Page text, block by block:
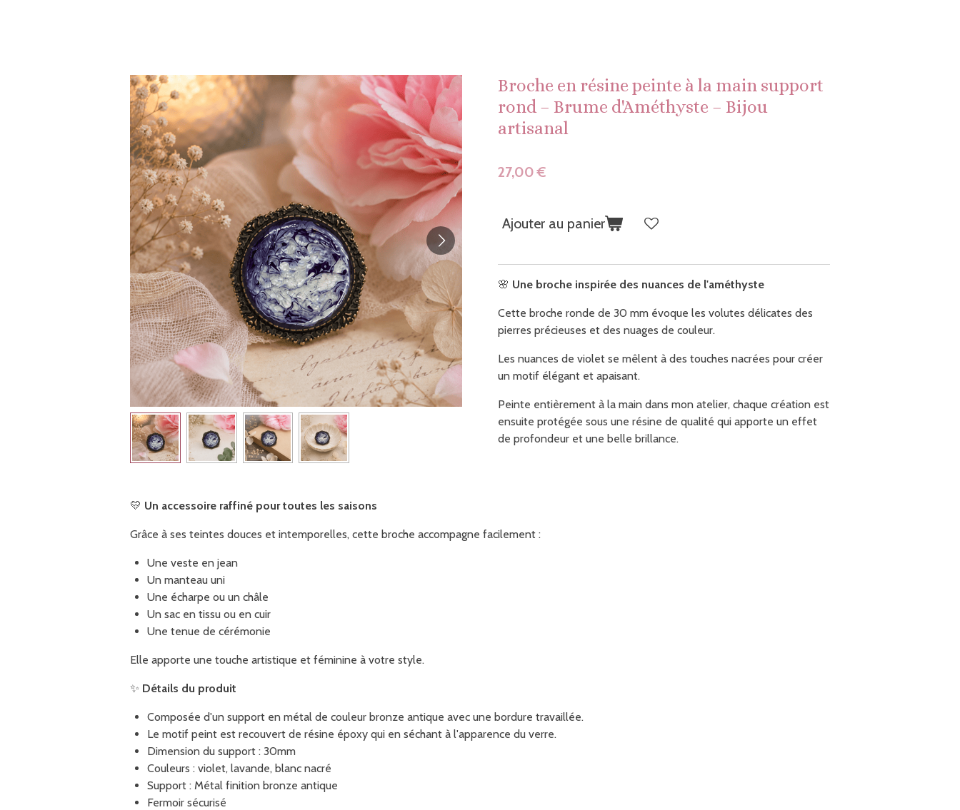
Broche en résine peinte à la main support
rond – Brume d'Améthyste – Bijou
artisanal
27,00 €
Ajouter au panier
🌸 Une broche inspirée des nuances de l'améthyste
Cette broche ronde de 30 mm évoque les volutes délicates des
pierres précieuses et des nuages de couleur.
Les nuances de violet se mêlent à des touches nacrées pour créer
un motif élégant et apaisant.
Peinte entièrement à la main dans mon atelier, chaque création est
ensuite protégée sous une résine de qualité qui apporte un effet
de profondeur et une belle brillance.
💛 Un accessoire raffiné pour toutes les saisons
Grâce à ses teintes douces et intemporelles, cette broche accompagne facilement :
Une veste en jean
Un manteau uni
Une écharpe ou un châle
Un sac en tissu ou en cuir
Une tenue de cérémonie
Elle apporte une touche artistique et féminine à votre style.
✨ Détails du produit
Composée d'un support en métal de couleur bronze antique avec une bordure travaillée.
Le motif peint est recouvert de résine époxy qui en séchant à l'apparence du verre.
Dimension du support : 30mm
Couleurs : violet, lavande, blanc nacré
Support : Métal finition bronze antique
Fermoir sécurisé